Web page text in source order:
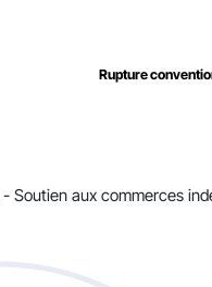
Rupture
Soutien aux commerces